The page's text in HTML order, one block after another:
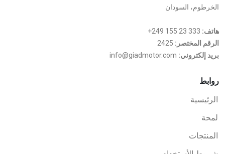
الخرطوم، السودان
هاتف: +249 155 23 333
الرقم المختصر:
بريد إلكتروني:
روابط
الرئيسية
لمحة
المنتجات